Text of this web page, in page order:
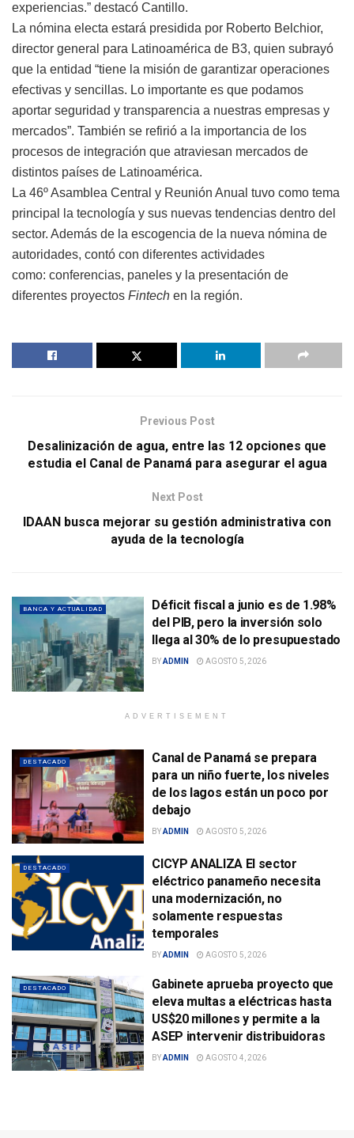
experiencias.” destacó Cantillo.
La nómina electa estará presidida por Roberto Belchior,
director general para Latinoamérica de B3, quien subrayó
que la entidad “tiene la misión de garantizar operaciones
efectivas y sencillas. Lo importante es que podamos
aportar seguridad y transparencia a nuestras empresas y
mercados”. También se refirió a la importancia de los
procesos de integración que atraviesan mercados de
distintos países de Latinoamérica.
La 46º Asamblea Central y Reunión Anual tuvo como tema
principal la tecnología y sus nuevas tendencias dentro del
sector. Además de la escogencia de la nueva nómina de
autoridades, contó con diferentes actividades
como: conferencias, paneles y la presentación de
diferentes proyectos Fintech en la región.
Previous Post
Desalinización de agua, entre las 12 opciones que
estudia el Canal de Panamá para asegurar el agua
Next Post
IDAAN busca mejorar su gestión administrativa con
ayuda de la tecnología
BANCA Y ACTUALIDAD
Déficit fiscal a junio es de 1.98%
del PIB, pero la inversión solo
llega al 30% de lo presupuestado
BYADMIN AGOSTO 5, 2026
ADVERTISEMENT
DESTACADO
Canal de Panamá se prepara
para un niño fuerte, los niveles
de los lagos están un poco por
debajo
BYADMIN AGOSTO 5, 2026
DESTACADO
CICYP ANALIZA El sector
eléctrico panameño necesita
una modernización, no
solamente respuestas
temporales
BYADMIN AGOSTO 5, 2026
DESTACADO
Gabinete aprueba proyecto que
eleva multas a eléctricas hasta
US$20 millones y permite a la
ASEP intervenir distribuidoras
BYADMIN AGOSTO 4, 2026